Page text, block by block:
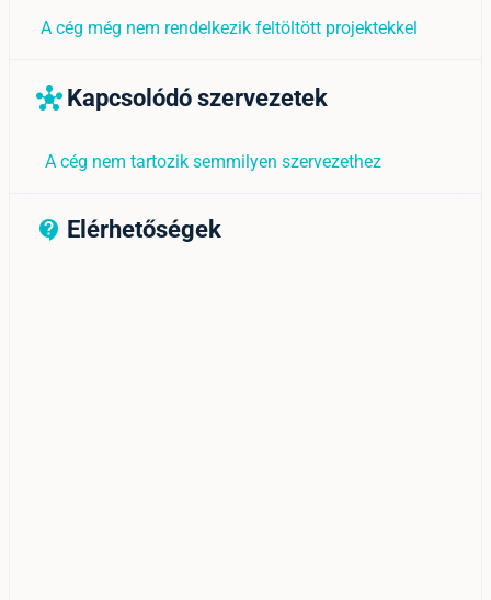
A cég még nem rendelkezik feltöltött projektekkel
hub Kapcsolódó szervezetek
A cég nem tartozik semmilyen szervezethez
contact_support_outline
Elérhetőségek